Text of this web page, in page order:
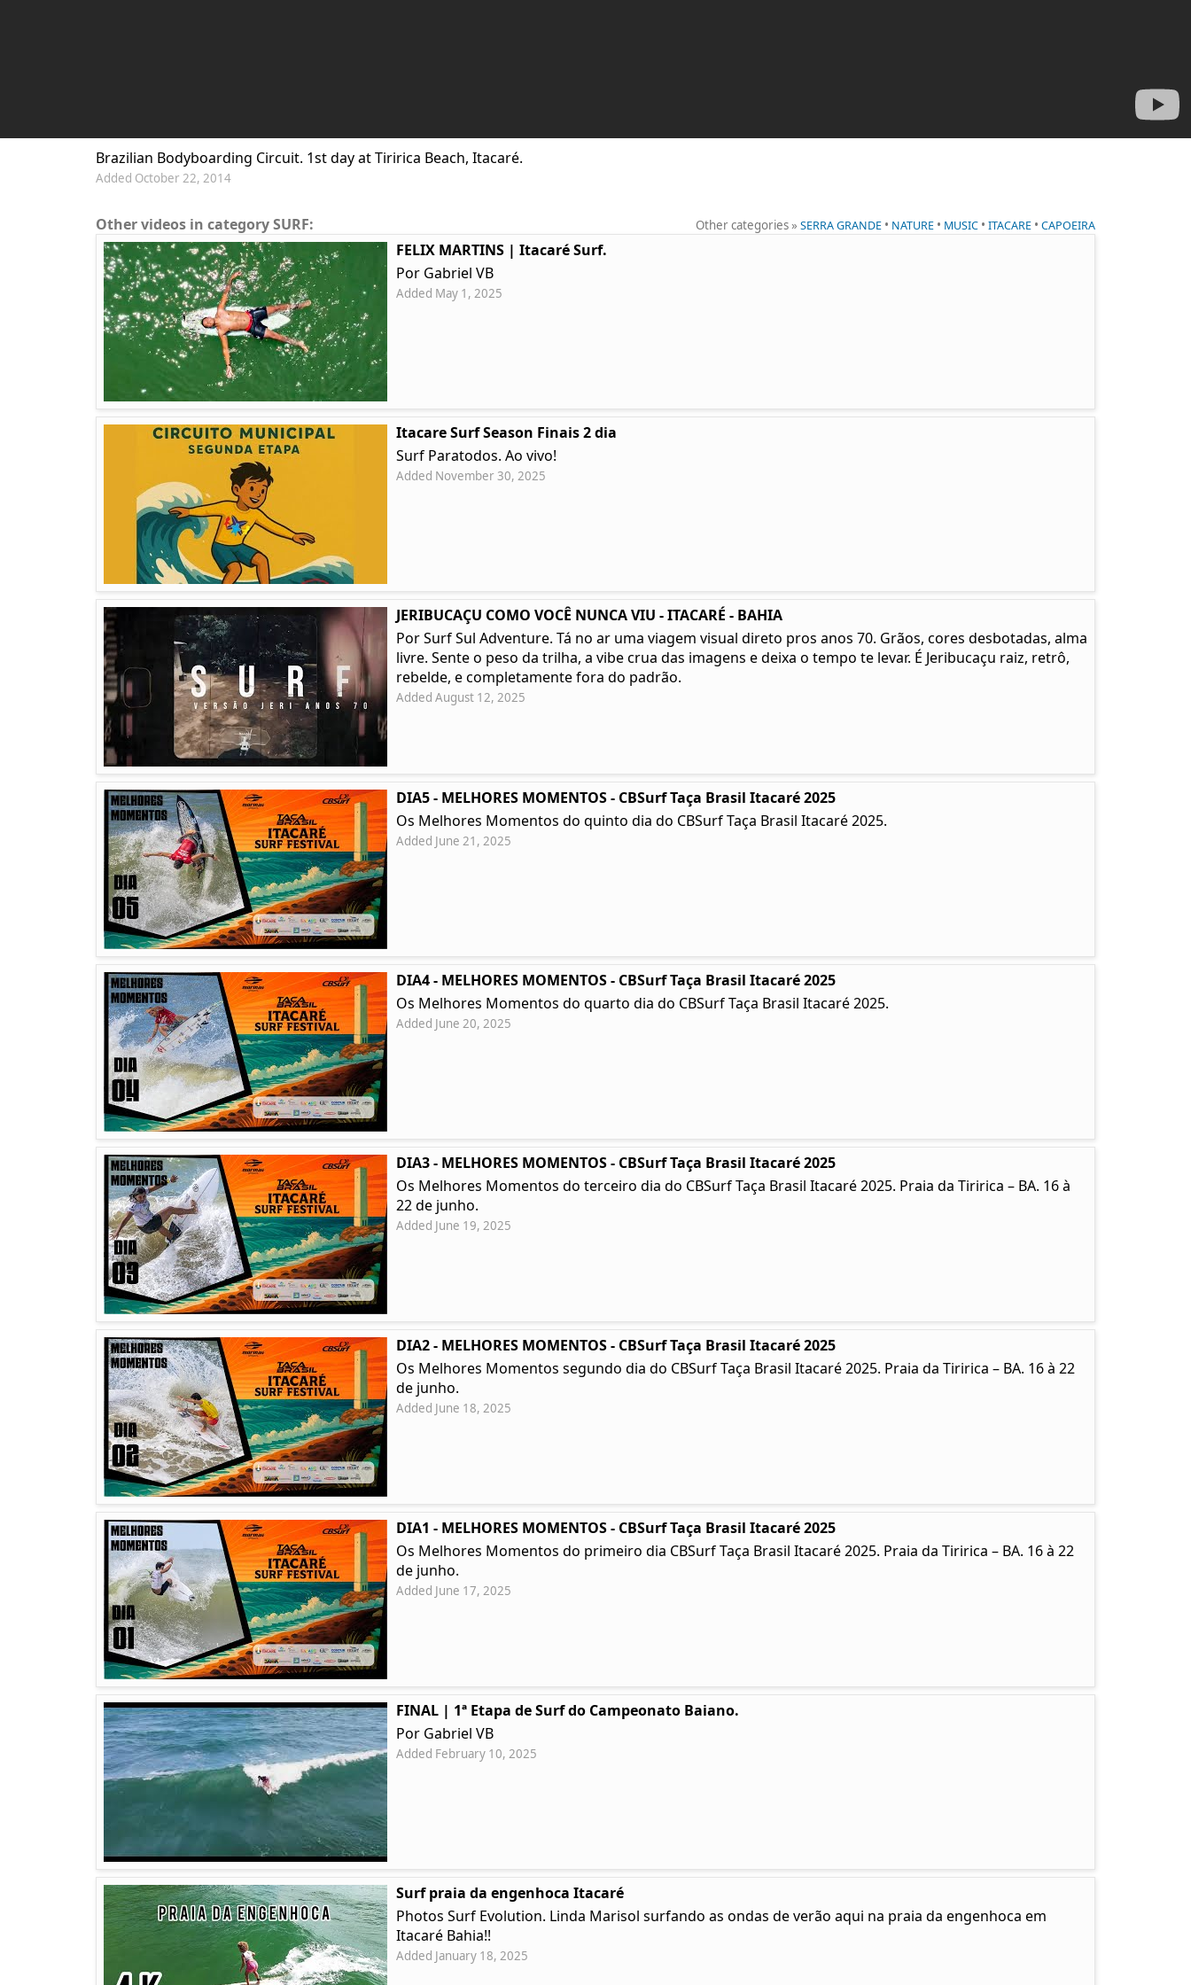
Brazilian Bodyboarding Circuit. 1st day at Tiririca Beach, Itacaré.
Added October 22, 2014
Other categories »SERRA GRANDE • NATURE • MUSIC •ITACARE •CAPOEIRA
Other videos in category SURF:
FELIX MARTINS | Itacaré Surf.
Por Gabriel VB
Added May 1, 2025
Itacare Surf Season Finais 2 dia
Surf Paratodos. Ao vivo!
Added November 30, 2025
JERIBUCAÇU COMO VOCÊ NUNCA VIU - ITACARÉ - BAHIA
Por Surf Sul Adventure. Tá no ar uma viagem visual direto pros anos 70. Grãos, cores desbotadas, alma
livre. Sente o peso da trilha, a vibe crua das imagens e deixa o tempo te levar. É Jeribucaçu raiz, retrô,
rebelde, e completamente fora do padrão.
Added August 12, 2025
DIA5 - MELHORES MOMENTOS - CBSurf Taça Brasil Itacaré 2025
Os Melhores Momentos do quinto dia do CBSurf Taça Brasil Itacaré 2025.
Added June 21, 2025
DIA4 - MELHORES MOMENTOS - CBSurf Taça Brasil Itacaré 2025
Os Melhores Momentos do quarto dia do CBSurf Taça Brasil Itacaré 2025.
Added June 20, 2025
DIA3 - MELHORES MOMENTOS - CBSurf Taça Brasil Itacaré 2025
Os Melhores Momentos do terceiro dia do CBSurf Taça Brasil Itacaré 2025. Praia da Tiririca – BA. 16 à
22 de junho.
Added June 19, 2025
DIA2 - MELHORES MOMENTOS - CBSurf Taça Brasil Itacaré 2025
Os Melhores Momentos segundo dia do CBSurf Taça Brasil Itacaré 2025. Praia da Tiririca – BA. 16 à 22
de junho.
Added June 18, 2025
DIA1 - MELHORES MOMENTOS - CBSurf Taça Brasil Itacaré 2025
Os Melhores Momentos do primeiro dia CBSurf Taça Brasil Itacaré 2025. Praia da Tiririca – BA. 16 à 22
de junho.
Added June 17, 2025
FINAL | 1ª Etapa de Surf do Campeonato Baiano.
Por Gabriel VB
Added February 10, 2025
Surf praia da engenhoca Itacaré
Photos Surf Evolution. Linda Marisol surfando as ondas de verão aqui na praia da engenhoca em
Itacaré Bahia!!
Added January 18, 2025